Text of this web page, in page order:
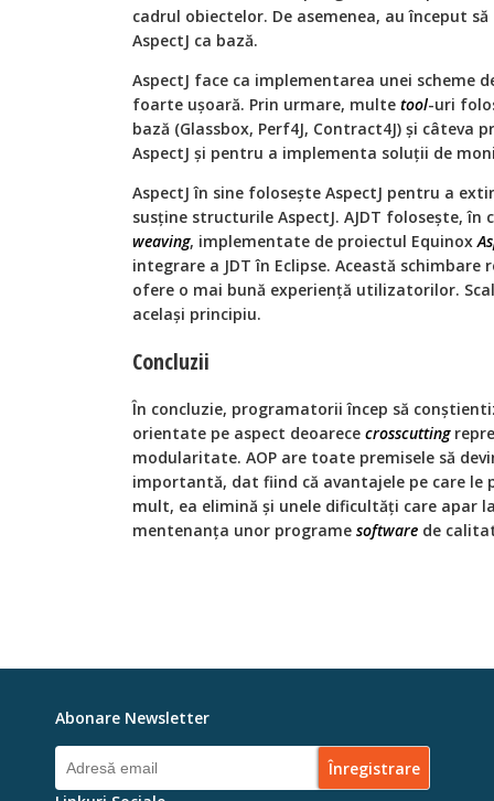
cadrul obiectelor. De asemenea, au început
AspectJ ca bază.
AspectJ face ca implementarea unei scheme
foarte ușoară. Prin urmare, multe tool-uri
bază (Glassbox, Perf4J, Contract4J) și câteva
AspectJ și pentru a implementa soluții de
AspectJ în sine folosește AspectJ pentru a
susține structurile AspectJ. AJDT folosește, în
weaving, implementate de proiectul Equinox
integrare a JDT în Eclipse. Această schimbare
ofere o mai bună experiență utilizatorilor.
același principiu.
Concluzii
În concluzie, programatorii încep să
orientate pe aspect deoarece crosscutting
modularitate. AOP are toate premisele să
importantă, dat fiind că avantajele pe care le
mult, ea elimină și unele dificultăți care apar
mentenanța unor programe software de
Abonare Newsletter